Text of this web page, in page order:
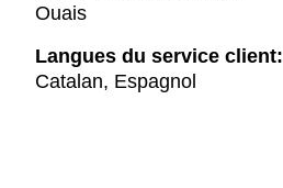
Ouais
Langues du service client:
Catalan, Espagnol